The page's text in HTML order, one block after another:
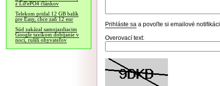
z LiFePO4 článkov
Telekom pridal 12 GB balík
pre Easy, chce zaň 12 eur
Súd zakázal samojazdiacim
Google taxíkom dobíjanie v
noci, rušili obyvateľov
Prihláste sa a povoľte si emailové
Overovací text: